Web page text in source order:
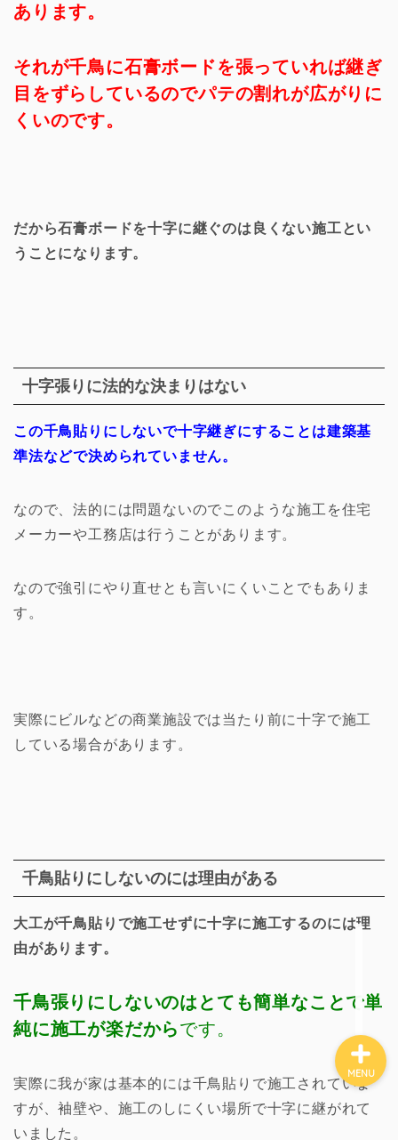
あります。
それが千鳥に石膏ボードを張っていれば継ぎ
目をずらしているのでパテの割れが広がりに
くいのです。
だから石膏ボードを十字に継ぐのは良くない施工とい
うことになります。
十字張りに法的な決まりはない
この千鳥貼りにしないで十字継ぎにすることは建築基
準法などで決められていません。
なので、法的には問題ないのでこのような施工を住宅
メーカーや工務店は行うことがあります。
なので強引にやり直せとも言いにくいことでもありま
す。
実際にビルなどの商業施設では当たり前に十字で施工
している場合があります。
千鳥貼りにしないのには理由がある
大工が千鳥貼りで施工せずに十字に施工するのには理
由があります。
千鳥張りにしないのはとても簡単なことで単
純に施工が楽だからです。
実際に我が家は基本的には千鳥貼りで施工されていま
すが、袖壁や、施工のしにくい場所で十字に継がれて
いました。
MENU